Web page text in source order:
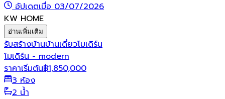
อัปเดตเมื่อ 03/07/2026
KW HOME
อ่านเพิ่มเติม
รับสร้างบ้านบ้านเดี่ยวโมเดิร์น
โมเดิร์น - modern
ราคาเริ่มต้น฿1,850,000
3 ห้อง
2 น้ำ